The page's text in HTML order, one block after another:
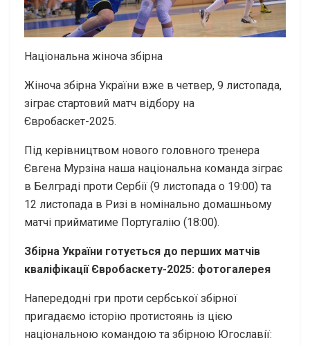
Національна жіноча збірна
Жіноча збірна України вже в четвер, 9 листопада,
зіграє стартовий матч відбору на
Євробаскет-2025.
Під керівництвом нового головного тренера
Євгена Мурзіна наша національна команда зіграє
в Белграді проти Сербії (9 листопада о 19:00) та
12 листопада в Ризі в номінально домашньому
матчі прийматиме Португалію (18:00).
Збірна України готується до перших матчів
кваліфікації Євробаскету-2025: фотогалерея
Напередодні гри проти сербської збірної
пригадаємо історію протистоянь із цією
національною командою та збірною Югославії: